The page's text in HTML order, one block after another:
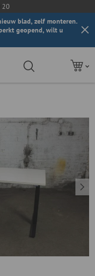
20
blad, zelf monteren.
geopend, wilt u